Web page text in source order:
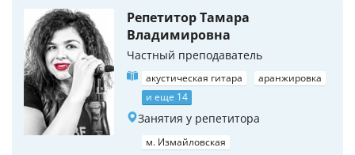
Репетитор Тамара
Владимировна
Частный преподаватель
акустическая гитара
аранжировка
и еще 14
Занятия у репетитора
м. Измайловская